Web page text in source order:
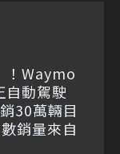
！Waymo
自動駕駛
30萬輛目
銷量來自